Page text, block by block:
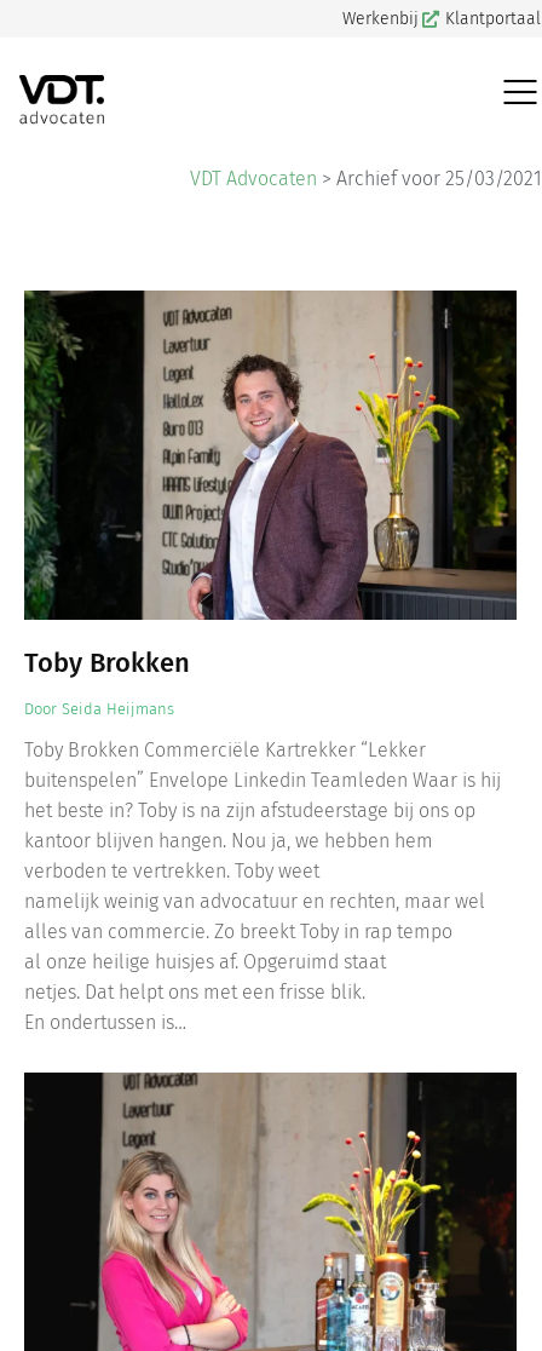
Werkenbij Klantportaal
VDT Advocaten > Archief voor 25/03/2021
Toby Brokken
Door Seida Heijmans
Toby Brokken Commerciële Kartrekker “Lekker
buitenspelen” Envelope Linkedin Teamleden Waar is hij
het beste in? Toby is na zijn afstudeerstage bij ons op
kantoor blijven hangen. Nou ja, we hebben hem
verboden te vertrekken. Toby weet
namelijk weinig van advocatuur en rechten, maar wel
alles van commercie. Zo breekt Toby in rap tempo
al onze heilige huisjes af. Opgeruimd staat
netjes. Dat helpt ons met een frisse blik.
En ondertussen is…